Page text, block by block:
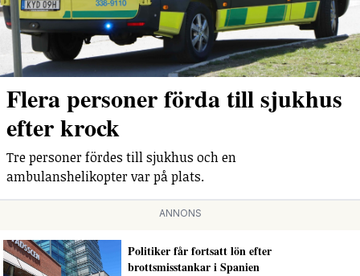
Flera personer förda till sjukhus
efter krock
Tre personer fördes till sjukhus och en
ambulanshelikopter var på plats.
ANNONS
Politiker får fortsatt lön efter
brottsmisstankar i Spanien